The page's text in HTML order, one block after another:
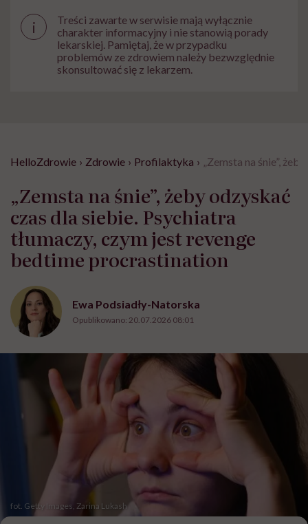
i
Treści zawarte w serwisie mają wyłącznie
charakter informacyjny i nie stanowią porady
lekarskiej. Pamiętaj, że w przypadku
problemów ze zdrowiem należy bezwzględnie
skonsultować się z lekarzem.
HelloZdrowie › Zdrowie › Profilaktyka › „Zemsta na śnie”,
„Zemsta na śnie”, żeby odzyskać
czas dla siebie. Psychiatra
tłumaczy, czym jest revenge
bedtime procrastination
Ewa Podsiadły-Natorska
Opublikowano: 20.07.2026 08:01
fot. Getty Images, Zarina Lukash